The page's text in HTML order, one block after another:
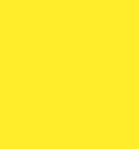
anche costi aggiuntivi
burocratiche con i
all'estero. I costi di un
vitro utilizzando gli
notevolmente da un
destinazioni più
una media di € 4,500